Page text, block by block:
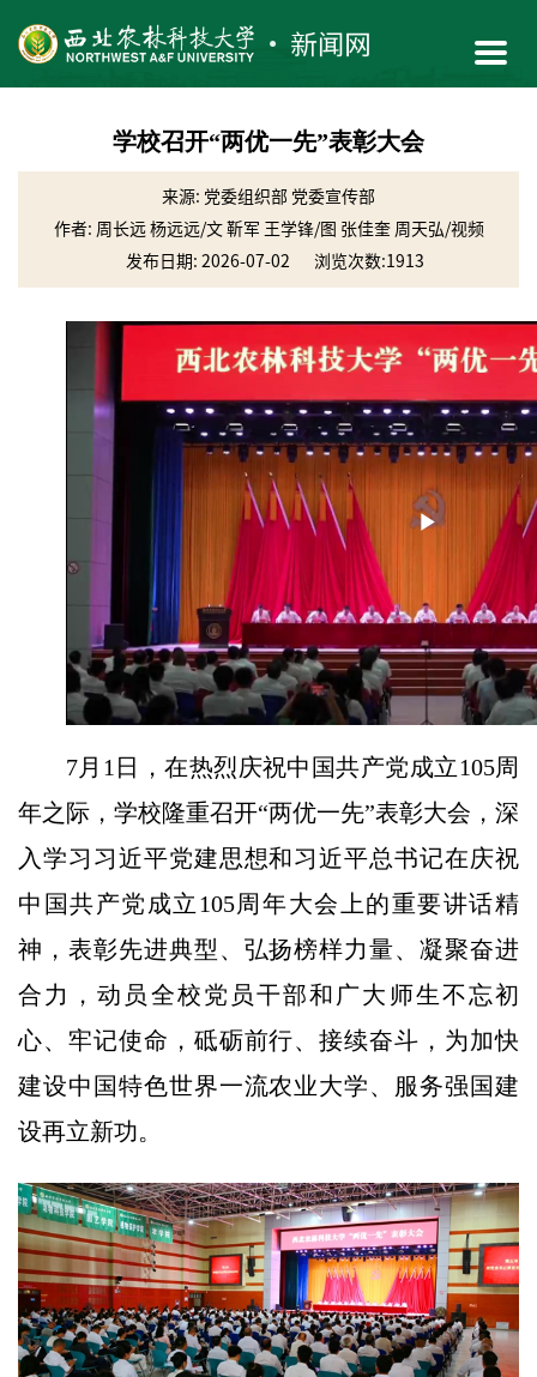
学校召开“两优一先”表彰大会
来源: 党委组织部 党委宣传部
作者: 周长远 杨远远/文 靳军 王学锋/图 张佳奎 周天弘/视频
发布日期: 2026-07-02
浏览次数:1913
Play
Video
7月1日，在热烈庆祝中国共产党成立105周
年之际，学校隆重召开“两优一先”表彰大会，深
入学习习近平党建思想和习近平总书记在庆祝
中国共产党成立105周年大会上的重要讲话精
神，表彰先进典型、弘扬榜样力量、凝聚奋进
合力，动员全校党员干部和广大师生不忘初
心、牢记使命，砥砺前行、接续奋斗，为加快
建设中国特色世界一流农业大学、服务强国建
设再立新功。